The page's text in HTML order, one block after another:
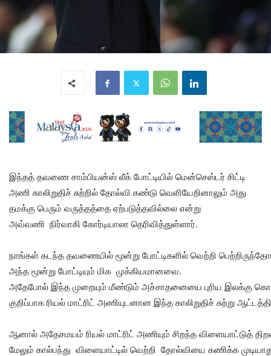
இந்தத் தவணை சாம்பியன்ஸ் லீக் போட்டியில் மென்செஸ்டர் சிட்டி
அணி காலிறுதிச் சுற்றில் தோல்வி கண்டு வெளியேறினாலும் அது
தமக்கு பெரும் வருத்தத்தை ஏற்படுத்தவில்லை என்று
அவ்வணி நிர்வாகி கோர்டியாலா தெரிவித்துள்ளார்.
நாங்கள் கடந்த தவணையில் மூன்று போட்டிகளில் வெற்றி
அந்த மூன்று போட்டியும் மிக முக்கியமானவை.
அதேபோல் இந்த முறையும் மீண்டும் அச்சாதனையை புரிய இலக்கு
குறிப்பாக ரியல் மாட்ரிட் அணியுடனான இந்த காலிறுதிச் சுற்று
ஆனால் அதேசமயம் ரியல் மாட்ரிட் அணியும் சிறந்த விளையாட்டுத்
மேலும் கால்பந்து விளையாட்டில் வெற்றி தோல்வியை கணிக்க